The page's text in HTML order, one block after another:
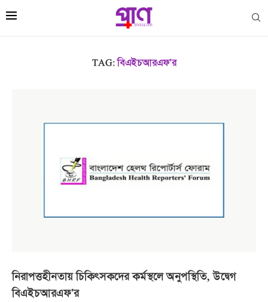
TAG:বিএইচআরএফ’র
নিরাপত্তহীনতায় চিকিৎসকদের কর্মস্থলে অনুপস্থিতি, উদ্বেগ
বিএইচআরএফ’র